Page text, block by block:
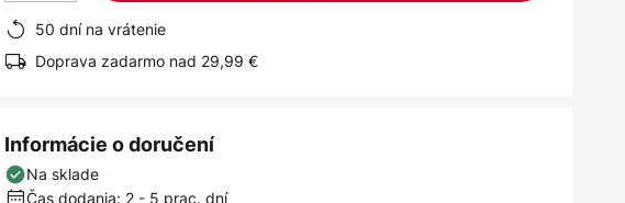
50 dní na vrátenie
Doprava zadarmo nad 29,99 €
Informácie o doručení
Na sklade
Čas dodania: 2 - 5 prac. dní